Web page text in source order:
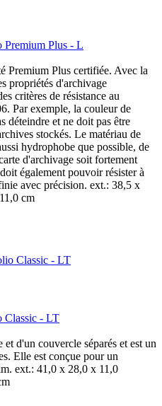
Premium Plus - L
Premium Plus certifiée. Avec la
propriétés d'archivage
critères de résistance au
Par exemple, la couleur de
déteindre et ne doit pas être
stockés. Le matériau de
hydrophobe que possible, de
d'archivage soit fortement
également pouvoir résister à
avec précision. ext.: 38,5 x
cm
Classic - LT
d'un couvercle séparés et est un
Elle est conçue pour un
ext.: 41,0 x 28,0 x 11,0